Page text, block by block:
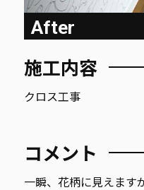
After
施工内容
クロス工事
コメント
一瞬、花柄に見えます